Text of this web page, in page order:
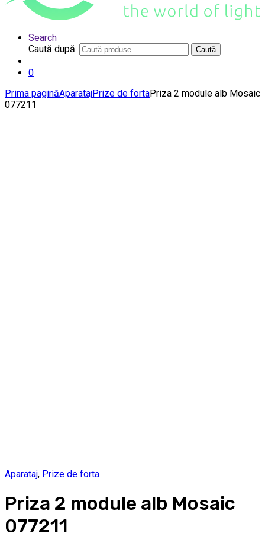
Search
Caută după:
Caută
0
Prima paginăAparatajPrize de fortaPriza 2 module alb Mosaic
077211
Aparataj, Prize de forta
Priza 2 module alb Mosaic
077211